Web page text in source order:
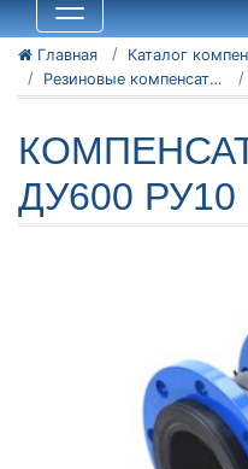
Главная
Резиновые компенсаторы SBR
ДУ600 РУ10